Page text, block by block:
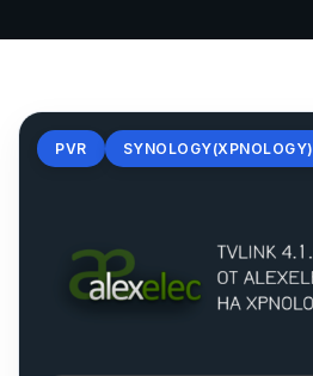
PVR SYNOLOGY(XPNOLOGY)